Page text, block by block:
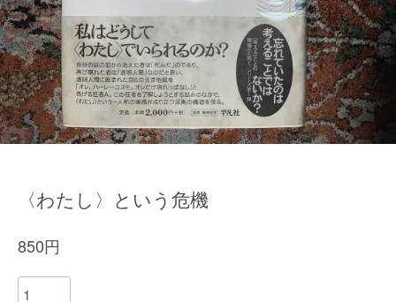
〈わたし〉という危機
850円